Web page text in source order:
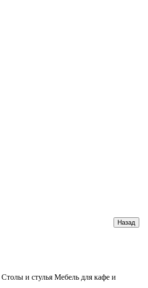
Столы и стулья Мебель для кафе и